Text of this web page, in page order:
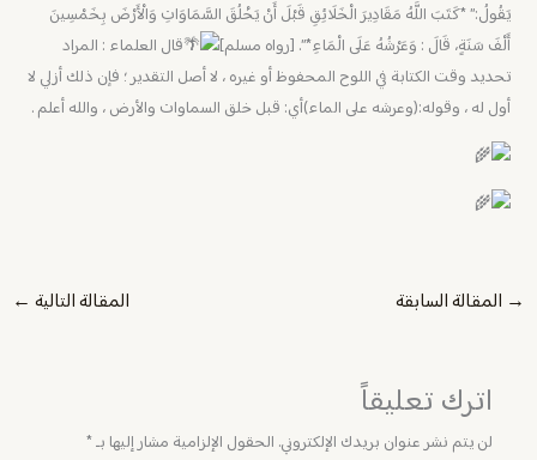
يَقُولُ:” *كَتَبَ اللَّهُ مَقَادِيرَ الْخَلَائِقِ قَبْلَ أَنْ يَخْلُقَ السَّمَاوَاتِ وَالْأَرْضَ بِخَمْسِينَ
أَلْفَ سَنَةٍ، قَالَ : وَعَرْشُهُ عَلَى الْمَاءِ*”. [رواه مسلم]
قال العلماء : المراد
تحديد وقت الكتابة في اللوح المحفوظ أو غيره ، لا أصل التقدير ؛ فإن ذلك أزلي لا
أول له ، وقوله:(وعرشه على الماء)أي: قبل خلق السماوات والأرض ، والله أعلم .
→ المقالة السابقة المقالة التالية ←
اترك تعليقاً
لن يتم نشر عنوان بريدك الإلكتروني. الحقول الإلزامية مشار إليها بـ*